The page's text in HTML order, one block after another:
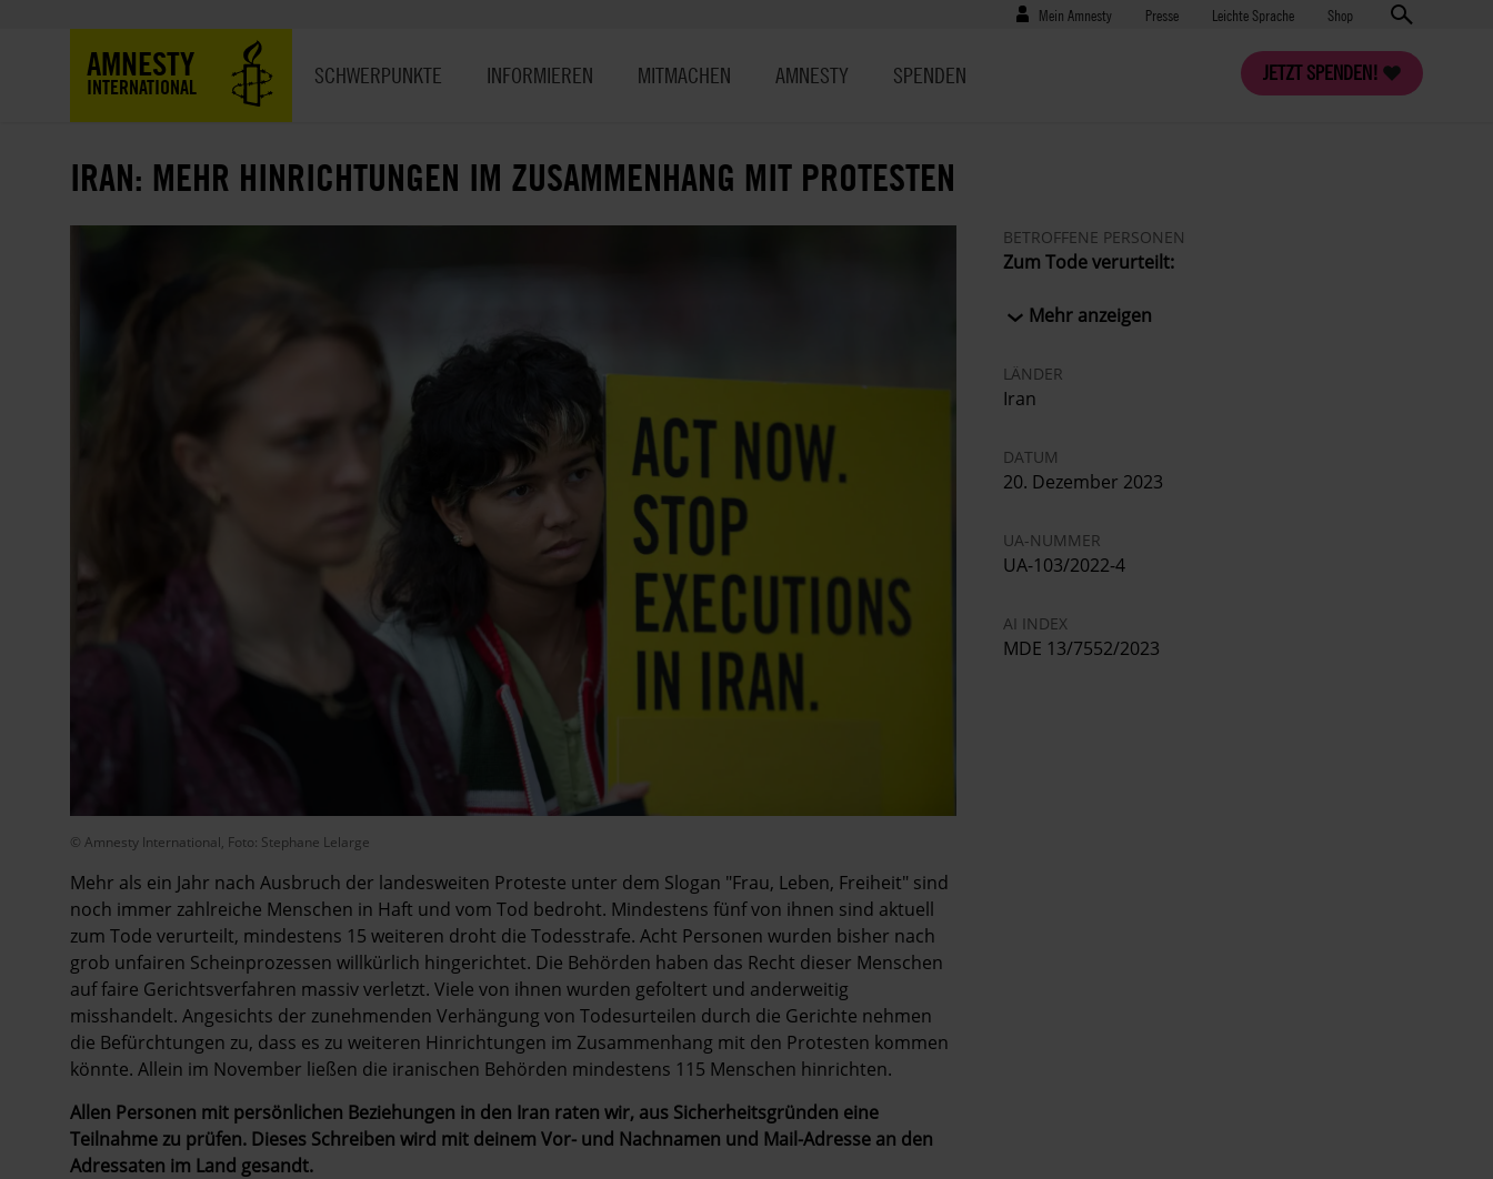
Benutzermenü
Mein Amnesty Presse
Presse Leichte Sprache Shop
AMNESTY
INTERNATIONAL
JETZT SPENDEN!
SCHWERPUNKTE INFORMIEREN MITMACHEN AMNESTY SPENDEN
IRAN: MEHR HINRICHTUNGEN IM ZUSAMMENHANG MIT PROTESTEN
© Amnesty International, Foto: Stephane Lelarge
Mehr als ein Jahr nach Ausbruch der landesweiten Proteste unter dem Slogan "Frau, Leben, Freiheit" sind
noch immer zahlreiche Menschen in Haft und vom Tod bedroht. Mindestens fünf von ihnen sind aktuell
zum Tode verurteilt, mindestens 15 weiteren droht die Todesstrafe. Acht Personen wurden bisher nach
grob unfairen Scheinprozessen willkürlich hingerichtet. Die Behörden haben das Recht dieser Menschen
auf faire Gerichtsverfahren massiv verletzt. Viele von ihnen wurden gefoltert und anderweitig
misshandelt. Angesichts der zunehmenden Verhängung von Todesurteilen durch die Gerichte nehmen
die Befürchtungen zu, dass es zu weiteren Hinrichtungen im Zusammenhang mit den Protesten kommen
könnte. Allein im November ließen die iranischen Behörden mindestens 115 Menschen hinrichten.
Allen Personen mit persönlichen Beziehungen in den Iran raten wir, aus Sicherheitsgründen eine
Teilnahme zu prüfen. Dieses Schreiben wird mit deinem Vor- und Nachnamen und Mail-Adresse an den
Adressaten im Land gesandt.
BETROFFENE PERSONEN
Zum Tode verurteilt:
Kambiz Kharout
Manouchehr Mehman Navaz
Mansour Dahmardeh
Januar 2024)
Mojahed (Abbas) Kourkour
Von der Todesstrafe bedroht:
Mohammad Boroughani
Nezamoldin Hout
Mehr anzeigen
LÄNDER
Iran
DATUM
20. Dezember 2023
UA-NUMMER
UA-103/2022-4
AI INDEX
MDE 13/7552/2023